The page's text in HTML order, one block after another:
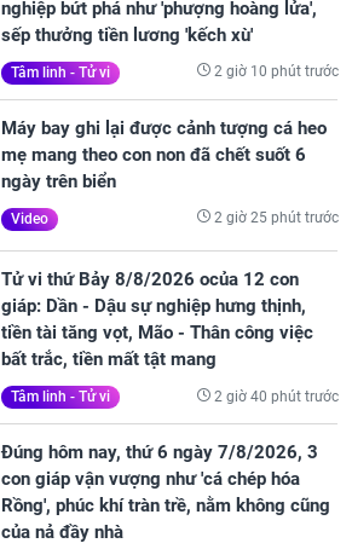
nghiệp bứt phá như 'phượng hoàng lửa',
sếp thưởng tiền lương 'kếch xù'
Tâm linh - Tử vi 2 giờ 10 phút trước
Máy bay ghi lại được cảnh tượng cá heo
mẹ mang theo con non đã chết suốt 6
ngày trên biển
Video 2 giờ 25 phút trước
Tử vi thứ Bảy 8/8/2026 ocủa 12 con
giáp: Dần - Dậu sự nghiệp hưng thịnh,
tiền tài tăng vọt, Mão - Thân công việc
bất trắc, tiền mất tật mang
Tâm linh - Tử vi 2 giờ 40 phút trước
Đúng hôm nay, thứ 6 ngày 7/8/2026, 3
con giáp vận vượng như 'cá chép hóa
Rồng', phúc khí tràn trề, nằm không cũng
của nả đầy nhà